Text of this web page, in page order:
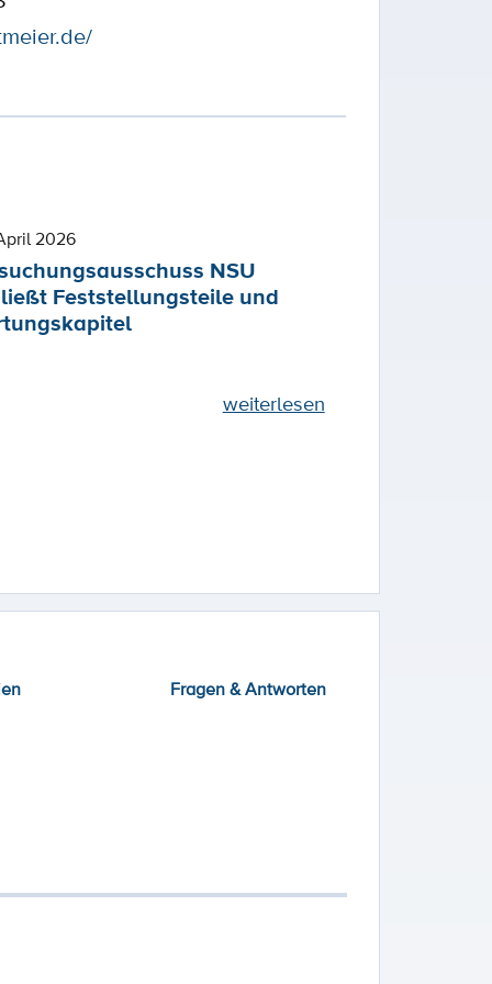
2026
NSU
Feststellungsteile und
weiterlesen
Fragen & Antworten